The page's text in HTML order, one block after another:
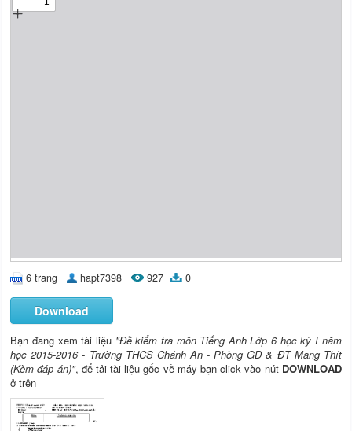
6 trang hapt7398 927 0
Download
Bạn đang xem tài liệu "Đề kiểm tra môn Tiếng Anh Lớp 6 học kỳ I năm
học 2015-2016 - Trường THCS Chánh An - Phòng GD & ĐT Mang Thít
(Kèm đáp án)", để tải tài liệu gốc về máy bạn click vào nút DOWNLOAD
ở trên